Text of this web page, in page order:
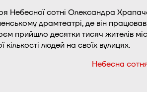
Небесної сотні Олександра
драмтеатрі, де він
прийшло десятки тисяч жителів
кількості людей на своїх вулицях.
Небесна